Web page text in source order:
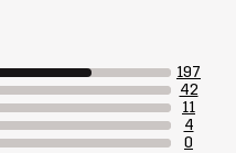
197
42
11
4
0